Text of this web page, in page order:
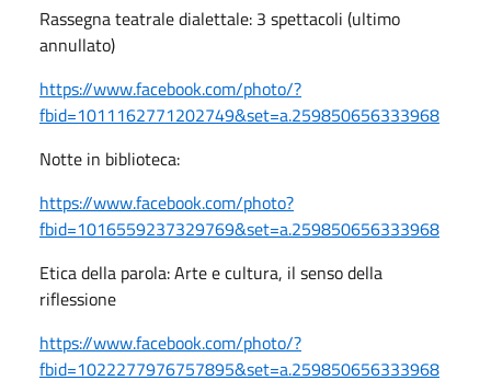
Rassegna teatrale dialettale: 3 spettacoli (ultimo
annullato)
https://www.facebook.com/photo/?
fbid=1011162771202749&set=a.259850656333968
Notte in biblioteca:
https://www.facebook.com/photo?
fbid=1016559237329769&set=a.259850656333968
Etica della parola: Arte e cultura, il senso della
riflessione
https://www.facebook.com/photo/?
fbid=1022277976757895&set=a.259850656333968